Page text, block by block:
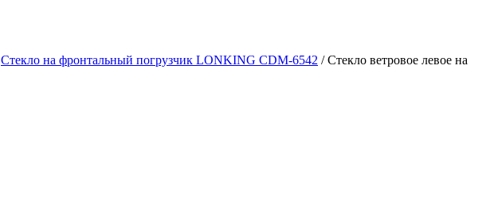
Стекло на фронтальный погрузчик LONKING CDM-6542 /Стекло ветровое левое на